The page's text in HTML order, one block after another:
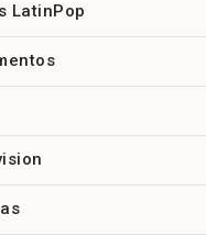
LatinPop